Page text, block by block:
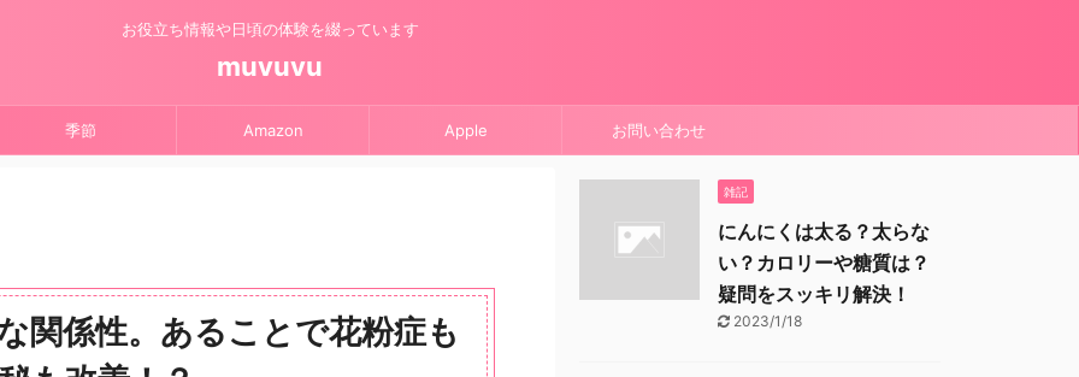
お役立ち情報や日頃の体験を綴っています
muvuvu
季節 Amazon Apple お問い合わせ
関係性。あることで花粉症も
雑記
にんにくは太る？太らな
い？カロリーや糖質は？
疑問をスッキリ解決！
2023/1/18